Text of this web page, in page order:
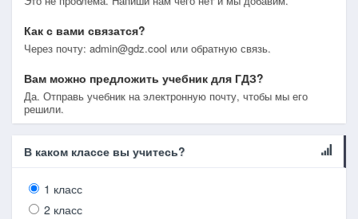
Как с вами связатся?
Через почту: admin@gdz.cool или обратную связь.
Вам можно предложить учебник для ГДЗ?
Да. Отправь учебник на электронную почту, чтобы мы его
решили.
В каком классе вы учитесь?
1 класс
2 класс